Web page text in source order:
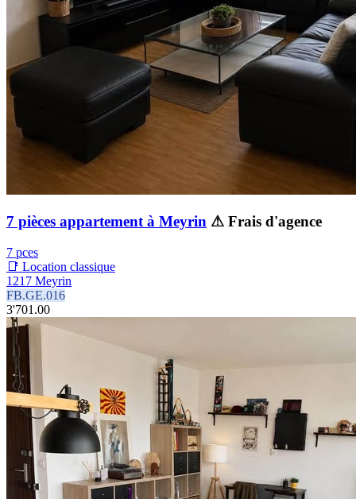
7 pièces appartement à Meyrin ⚠ Frais d'agence
7 pces
📑 Location classique
1217 Meyrin
FB.GE.016
3'701.00